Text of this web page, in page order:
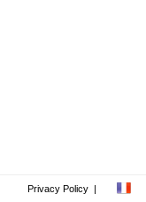
Privacy Policy |